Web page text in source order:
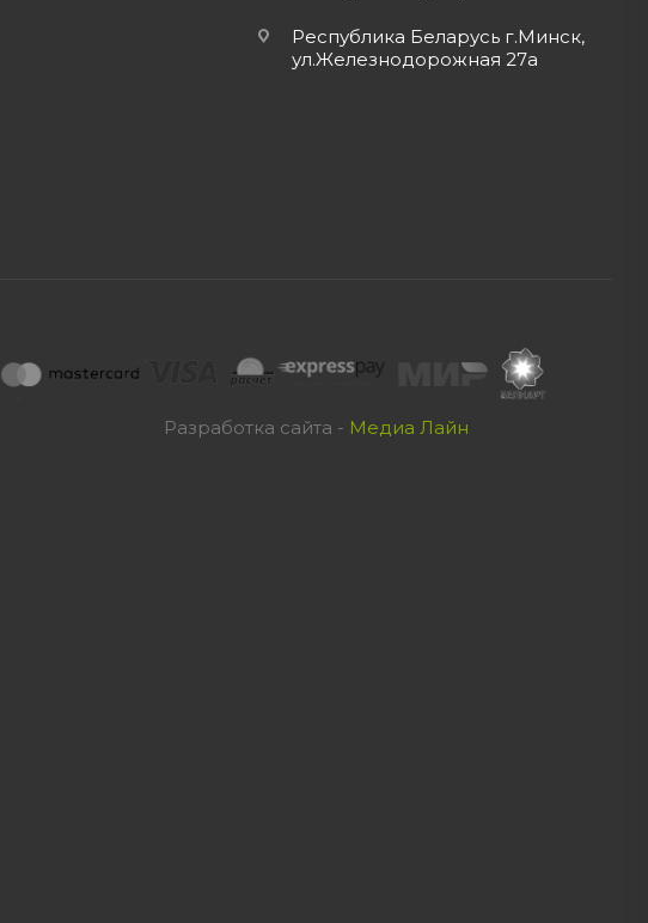
Республика Беларусь г.Минск,
ул.Железнодорожная 27а
Разработка сайта - Медиа Лайн